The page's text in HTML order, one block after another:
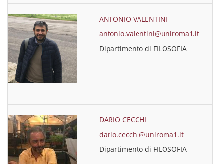
ANTONIO VALENTINI
antonio.valentini@uniroma1.it
Dipartimento di FILOSOFIA
DARIO CECCHI
dario.cecchi@uniroma1.it
Dipartimento di FILOSOFIA